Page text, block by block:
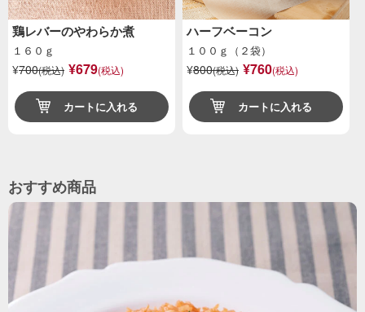
鶏レバーのやわらか煮
１６０ｇ
¥700(税込) ¥679(税込)
カートに入れる
ハーフベーコン
１００ｇ（２袋）
¥800(税込) ¥760(税込)
カートに入れる
おすすめ商品